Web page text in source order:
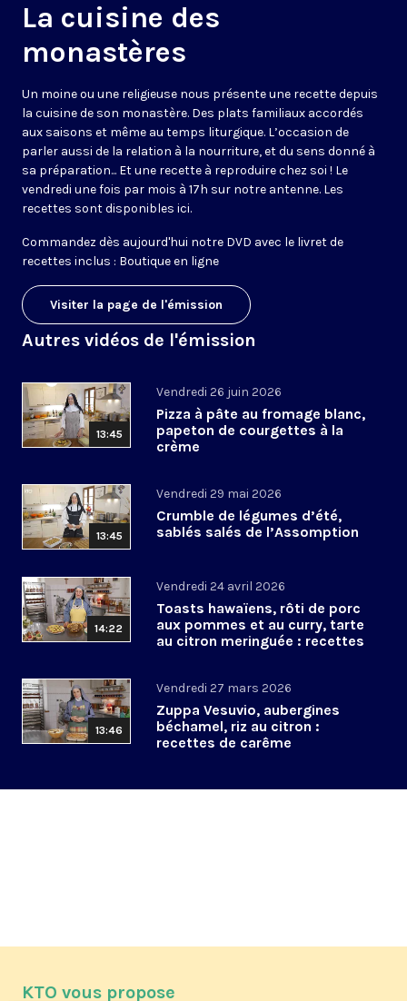
La cuisine des
monastères
Un moine ou une religieuse nous présente une recette depuis
la cuisine de son monastère. Des plats familiaux accordés
aux saisons et même au temps liturgique. L’occasion de
parler aussi de la relation à la nourriture, et du sens donné à
sa préparation... Et une recette à reproduire chez soi ! Le
vendredi une fois par mois à 17h sur notre antenne. Les
recettes sont disponibles ici.
Commandez dès aujourd'hui notre DVD avec le livret de
recettes inclus : Boutique en ligne
Visiter la page de l'émission
Autres vidéos de l'émission
13:45
Vendredi 26 juin 2026
Pizza à pâte au fromage blanc,
papeton de courgettes à la
crème
13:45
Vendredi 29 mai 2026
Crumble de légumes d’été,
sablés salés de l’Assomption
14:22
Vendredi 24 avril 2026
Toasts hawaïens, rôti de porc
aux pommes et au curry, tarte
au citron meringuée : recettes
13:46
Vendredi 27 mars 2026
Zuppa Vesuvio, aubergines
béchamel, riz au citron :
recettes de carême
KTO vous propose